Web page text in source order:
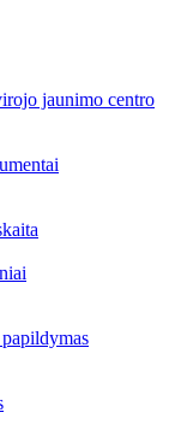
jaunimo centro